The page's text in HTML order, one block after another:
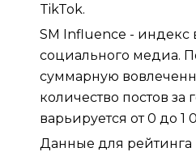
TikTok.
SM Influence - индекс
социального медиа.
суммарную
количество постов за
варьируется от 0 до 1
Данные для рейтинга